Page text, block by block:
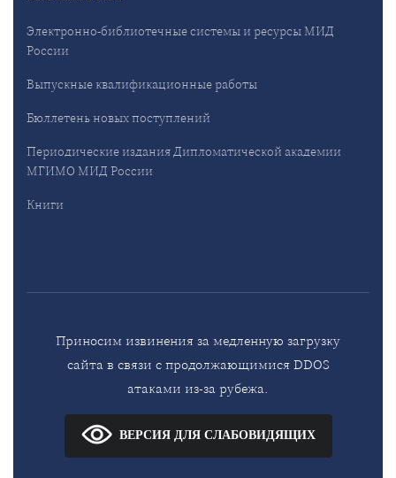
Электронно-библиотечные системы и ресурсы МИД
России
Выпускные квалификационные работы
Бюллетень новых поступлений
Периодические издания Дипломатической академии
МГИМО МИД России
Книги
Приносим извинения за медленную загрузку
сайта в связи с продолжающимися DDOS
атаками из-за рубежа.
ВЕРСИЯ ДЛЯ СЛАБОВИДЯЩИХ